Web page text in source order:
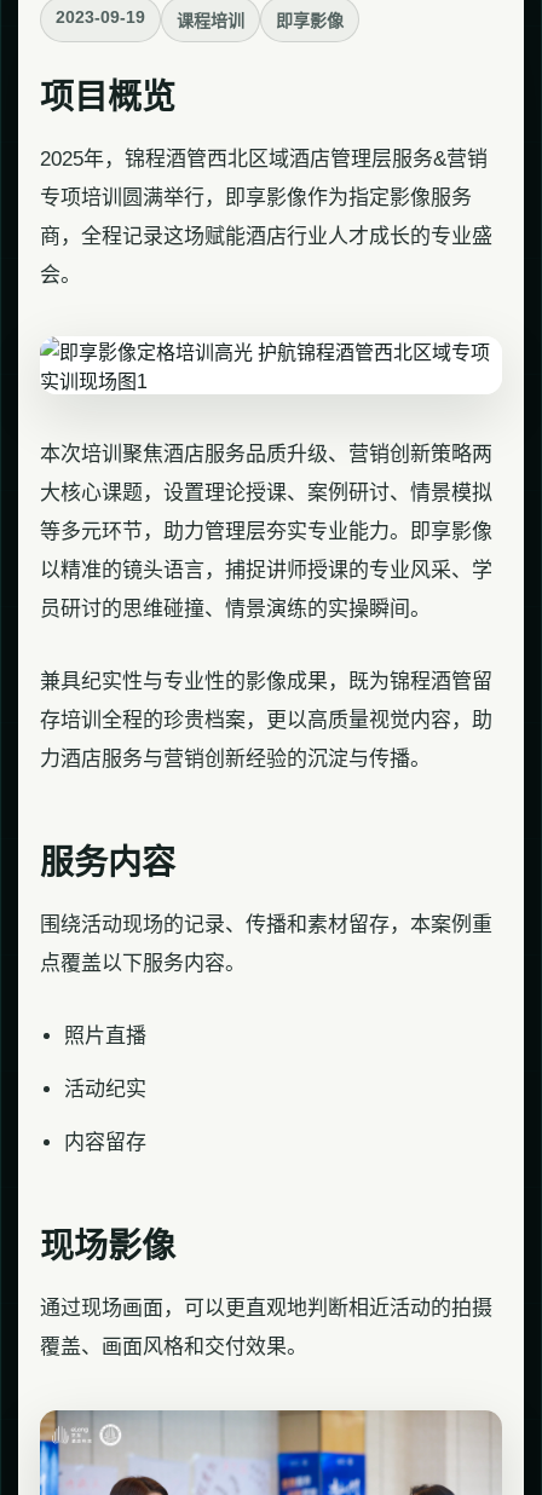
2023-09-19 课程培训 即享影像
项目概览
2025年，锦程酒管西北区域酒店管理层服务&营销
专项培训圆满举行，即享影像作为指定影像服务
商，全程记录这场赋能酒店行业人才成长的专业盛
会。
本次培训聚焦酒店服务品质升级、营销创新策略两
大核心课题，设置理论授课、案例研讨、情景模拟
等多元环节，助力管理层夯实专业能力。即享影像
以精准的镜头语言，捕捉讲师授课的专业风采、学
员研讨的思维碰撞、情景演练的实操瞬间。
兼具纪实性与专业性的影像成果，既为锦程酒管留
存培训全程的珍贵档案，更以高质量视觉内容，助
力酒店服务与营销创新经验的沉淀与传播。
服务内容
围绕活动现场的记录、传播和素材留存，本案例重
点覆盖以下服务内容。
照片直播
活动纪实
内容留存
现场影像
通过现场画面，可以更直观地判断相近活动的拍摄
覆盖、画面风格和交付效果。